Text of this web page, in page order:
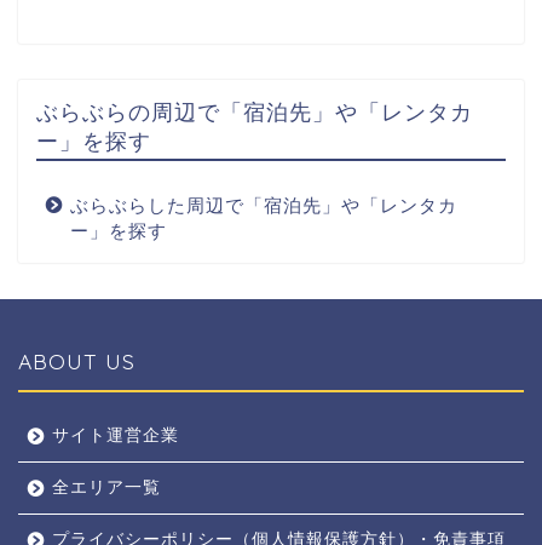
ぶらぶらの周辺で「宿泊先」や「レンタカ
ー」を探す
ぶらぶらした周辺で「宿泊先」や「レンタカ
ー」を探す
ABOUT US
サイト運営企業
全エリア一覧
プライバシーポリシー（個人情報保護方針）・免責事項